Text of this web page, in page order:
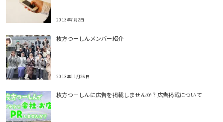
2013年7月2日
枚方つーしんメンバー紹介
2013年11月26日
枚方つーしんに広告を掲載しませんか？広告掲載について